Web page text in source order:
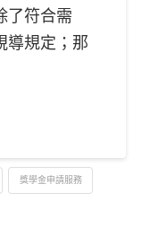
了符合需
導規定；那
獎學金申請服務